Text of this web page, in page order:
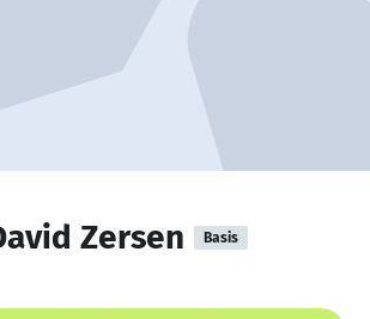
Zersen Basis